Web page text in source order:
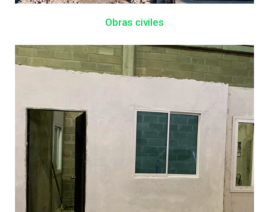
Obras civiles